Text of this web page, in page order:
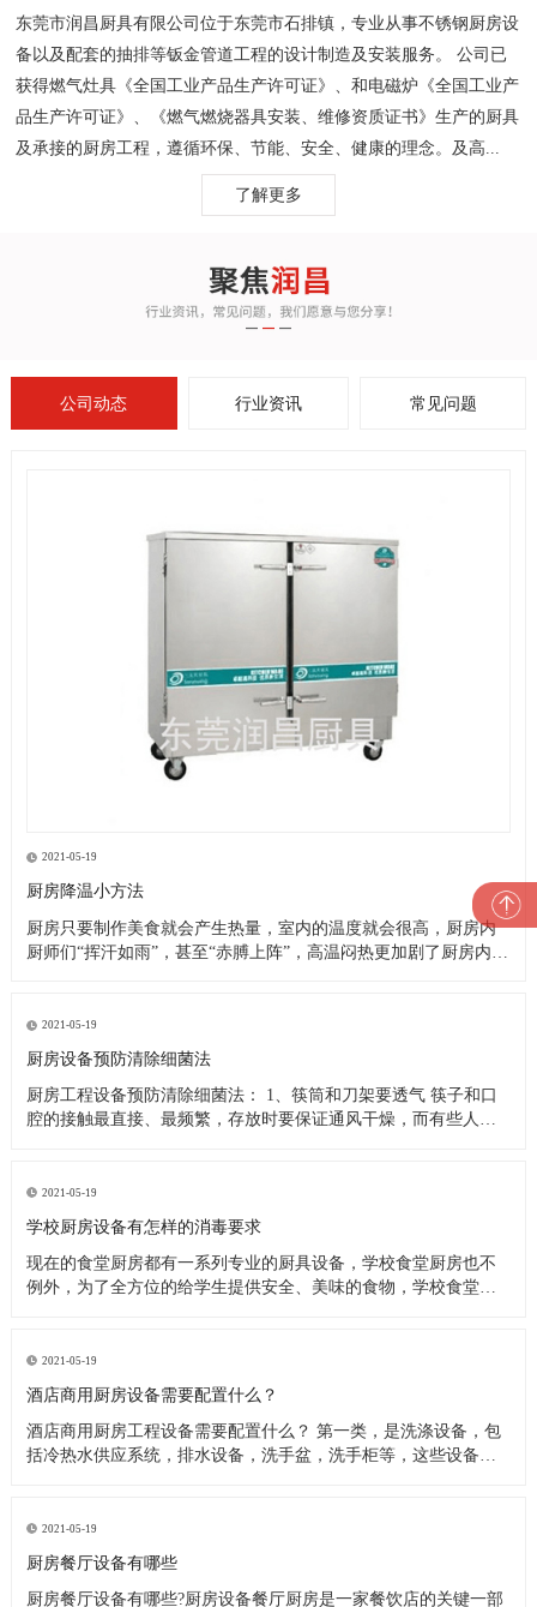
东莞市润昌厨具有限公司位于东莞市石排镇，专业从事不锈钢厨房设
备以及配套的抽排等钣金管道工程的设计制造及安装服务。 公司已
获得燃气灶具《全国工业产品生产许可证》、和电磁炉《全国工业产
品生产许可证》、《燃气燃烧器具安装、维修资质证书》生产的厨具
及承接的厨房工程，遵循环保、节能、安全、健康的理念。及高...
了解更多
公司动态 行业资讯 常见问题
2021-05-19
厨房降温小方法
厨房只要制作美食就会产生热量，室内的温度就会很高，厨房内
厨师们“挥汗如雨”，甚至“赤膊上阵”，高温闷热更加剧了厨房内的
热，严重影响厨师们的身心健康，大大降低了他们的工作效率及
工作热情
2021-05-19
厨房设备预防清除细菌法
厨房工程设备预防清除细菌法： 1、筷筒和刀架要透气 筷子和口
腔的接触最直接、最频繁，存放时要保证通风干燥，而有些人把
筒，并把它钉在墙上或放在通风处，这样能很快把水沥干。还有
人习惯在筷子上搭
2021-05-19
学校厨房设备有怎样的消毒要求
现在的食堂厨房都有一系列专业的厨具设备，学校食堂厨房也不
例外，为了全方位的给学生提供安全、美味的食物，学校食堂厨
校食堂厨房设备清洗消毒要求 1、使用后的餐具必须在指定的餐具
洗涤槽内将食
2021-05-19
酒店商用厨房设备需要配置什么？
酒店商用厨房工程设备需要配置什么？ 第一类，是洗涤设备，包
括冷热水供应系统，排水设备，洗手盆，洗手柜等，这些设备在
类，是饮食用具，主要包括餐厅家具和饮食用具。 第三类，食物
用具。炊具，
2021-05-19
厨房餐厅设备有哪些
厨房餐厅设备有哪些?厨房设备餐厅厨房是一家餐饮店的关键一部